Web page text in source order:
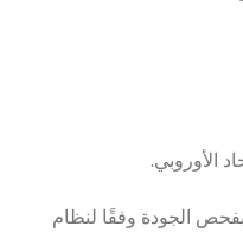
بفحص الجودة وفقًا لنظام